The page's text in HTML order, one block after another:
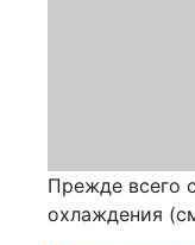
Прежде всего
охлаждения